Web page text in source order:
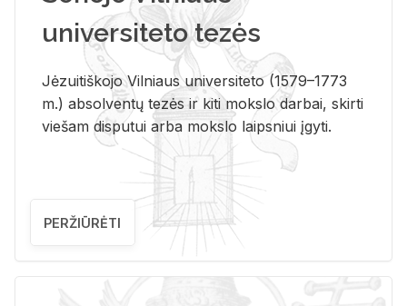
universiteto tezės
Jėzuitiškojo Vilniaus universiteto (1579–1773
m.) absolventų tezės ir kiti mokslo darbai, skirti
viešam disputui arba mokslo laipsniui įgyti.
PERŽIŪRĖTI